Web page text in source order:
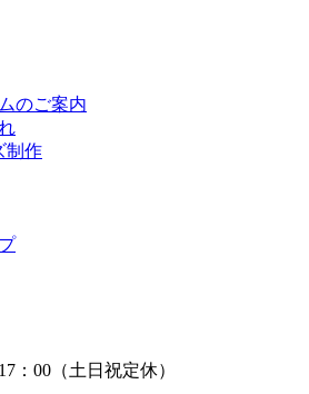
のご案内
制作
：00（土日祝定休）